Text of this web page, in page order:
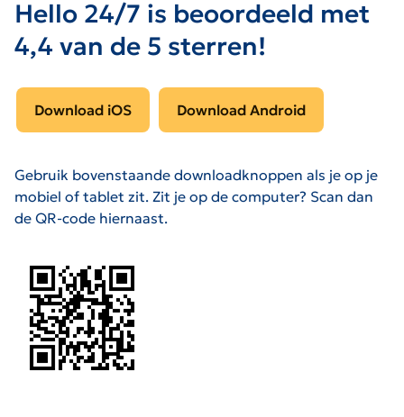
Hello 24/7 is beoordeeld met
4,4 van de 5 sterren!
Download iOS Download Android
Gebruik bovenstaande downloadknoppen als je op je
mobiel of tablet zit. Zit je op de computer? Scan dan
de QR-code hiernaast.